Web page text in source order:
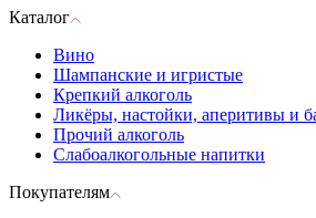
Каталог
Вино
Шампанские и игристые
Крепкий алкоголь
Ликёры, настойки, аперитивы и
Прочий алкоголь
Слабоалкогольные напитки
Покупателям